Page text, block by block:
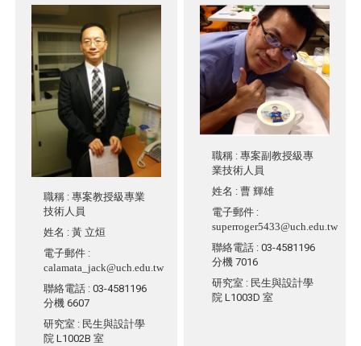
職稱 : 專案教授級專業
技術人員
姓名 :黃 立烜
電子郵件 :
calamata_jack@uch.edu.tw
聯絡電話 : 03-4581196
分機 6607
研究室 : 民生與設計學
院 L1002B 室
職稱 : 專案副教授級專
業技術人員
姓名 :曹 輝雄
電子郵件 :
superroger5433@uch.edu.tw
聯絡電話 : 03-4581196
分機 7016
研究室 : 民生與設計學
院 L1003D 室